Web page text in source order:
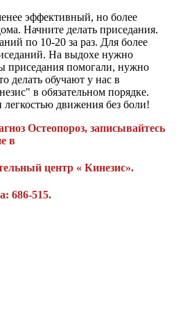
эффективный, но более
Начните делать приседания.
по 10-20 за раз. Для более
На выдохе нужно
приседания помогали, нужно
делать обучают у нас в
в обязательном порядке.
легкостью движения без боли!
Остеопороз, записывайтесь
в
центр « Кинезис».
686-515.